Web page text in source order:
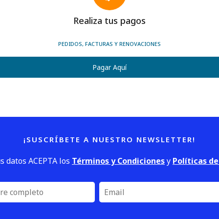
Realiza tus pagos
PEDIDOS, FACTURAS Y RENOVACIONES
Pagar Aquí
¡SUSCRÍBETE A NUESTRO NEWSLETTER!
datos ACEPTA los Términos y Condicionesy Políticas